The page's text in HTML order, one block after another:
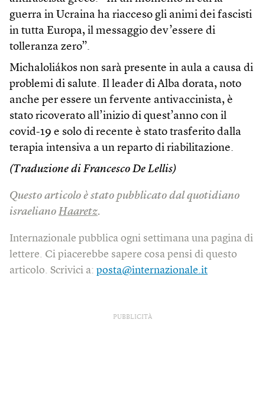
guerra in Ucraina ha riacceso gli animi dei fascisti
in tutta Europa, il messaggio dev’essere di
tolleranza zero”.
Michaloliákos non sarà presente in aula a causa di
problemi di salute. Il leader di Alba dorata, noto
anche per essere un fervente antivaccinista, è
stato ricoverato all’inizio di quest’anno con il
covid-19 e solo di recente è stato trasferito dalla
terapia intensiva a un reparto di riabilitazione.
(Traduzione di Francesco De Lellis)
Questo articolo è stato pubblicato dal quotidiano
israeliano Haaretz.
Internazionale pubblica ogni settimana una pagina di
lettere. Ci piacerebbe sapere cosa pensi di questo
articolo. Scrivici a: posta@internazionale.it
PUBBLICITÀ